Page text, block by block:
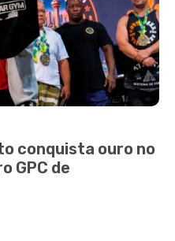
conquista ouro no
GPC de